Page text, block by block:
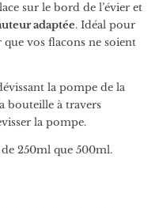
sur le bord de l’évier et
adaptée. Idéal pour
vos flacons ne soient
la pompe de la
bouteille à travers
la pompe.
250ml que 500ml.